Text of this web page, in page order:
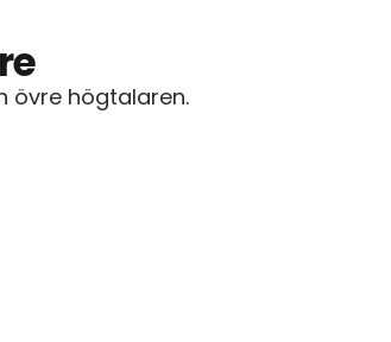
övre högtalaren.